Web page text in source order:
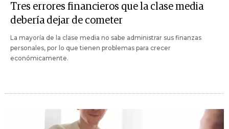
Tres errores financieros que la clase media
debería dejar de cometer
La mayoría de la clase media no sabe administrar sus finanzas
personales, por lo que tienen problemas para crecer
económicamente.